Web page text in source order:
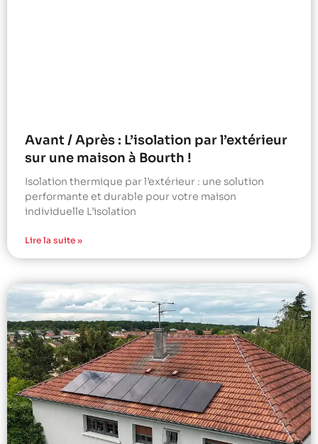
Avant / Après : L’isolation par l’extérieur
sur une maison à Bourth !
Isolation thermique par l’extérieur : une solution
performante et durable pour votre maison
individuelle L’isolation
Lire la suite »